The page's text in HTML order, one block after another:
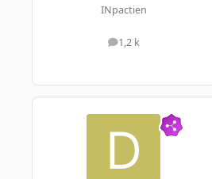
INpactien
1,2 k
messages